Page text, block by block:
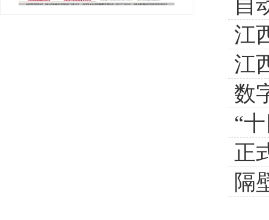
自
江
江
车
数
“
正
隔